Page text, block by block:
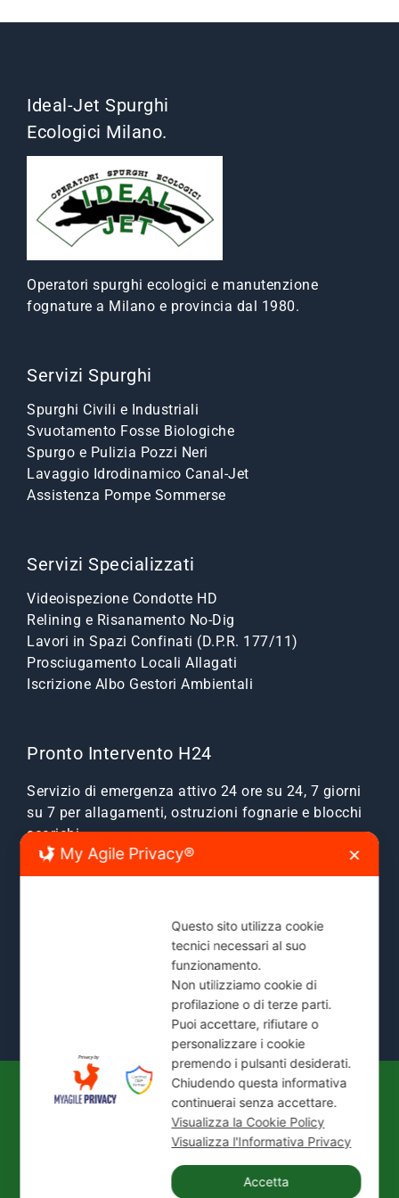
Ideal-Jet Spurghi
Ecologici Milano.
Operatori spurghi ecologici e manutenzione
fognature a Milano e provincia dal 1980.
Servizi Spurghi
Spurghi Civili e Industriali
Svuotamento Fosse Biologiche
Spurgo e Pulizia Pozzi Neri
Lavaggio Idrodinamico Canal-Jet
Assistenza Pompe Sommerse
Servizi Specializzati
Videoispezione Condotte HD
Relining e Risanamento No-Dig
Lavori in Spazi Confinati (D.P.R. 177/11)
Prosciugamento Locali Allagati
Iscrizione Albo Gestori Ambientali
Pronto Intervento H24
Servizio di emergenza attivo 24 ore su 24, 7 giorni
su 7 per allagamenti, ostruzioni fognarie e blocchi
scarichi.
Mostra Tutte le Zone Servite →
© 2026
IDEAL JET S.N.C. DI PREZIOSO
| P. IVA / C.F.: 02066180965 |
REA: MI-1339524 | Via Pisa 200/28 - 20099 Sesto
San Giovanni (MI)
My Agile Privacy® ✕
Questo sito utilizza cookie
tecnici necessari al suo
funzionamento.
Non utilizziamo cookie di
profilazione o di terze parti.
Puoi accettare, rifiutare o
personalizzare i cookie
premendo i pulsanti desiderati.
Chiudendo questa informativa
continuerai senza accettare.
Visualizza la Cookie Policy
Visualizza l'Informativa Privacy
Accetta